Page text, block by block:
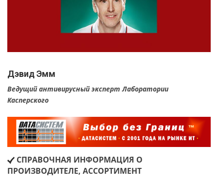
Дэвид Эмм
Ведущий антивирусный эксперт Лаборатории
Касперского
СПРАВОЧНАЯ ИНФОРМАЦИЯ О
ПРОИЗВОДИТЕЛЕ, АССОРТИМЕНТ